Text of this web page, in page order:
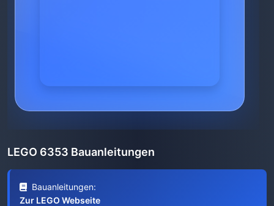
LEGO 6353 Bauanleitungen
Bauanleitungen:
Zur LEGO Webseite